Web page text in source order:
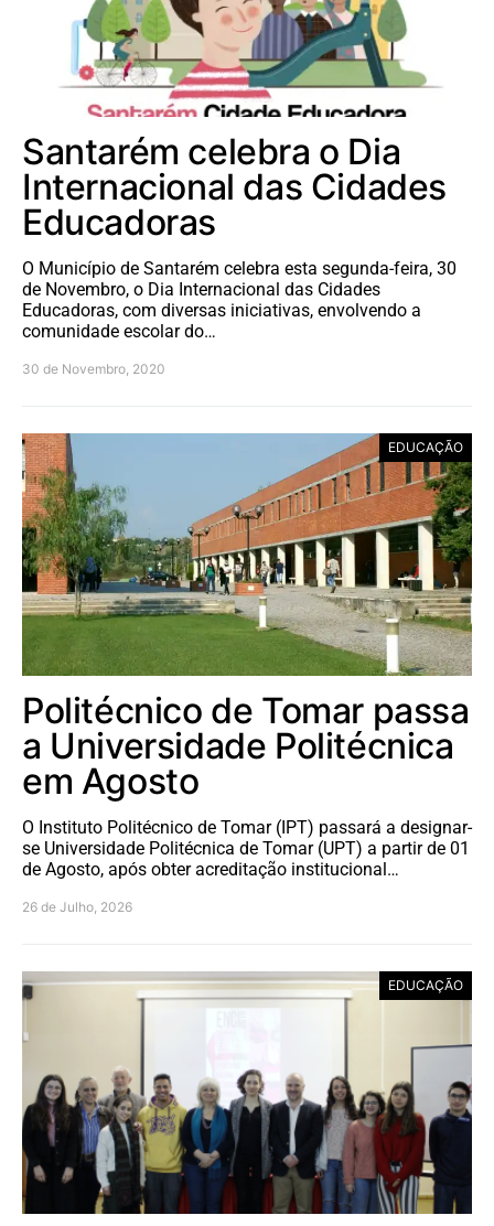
Santarém celebra o Dia
Internacional das Cidades
Educadoras
O Município de Santarém celebra esta segunda-feira, 30
de Novembro, o Dia Internacional das Cidades
Educadoras, com diversas iniciativas, envolvendo a
comunidade escolar do…
30 de Novembro, 2020
EDUCAÇÃO
Politécnico de Tomar passa
a Universidade Politécnica
em Agosto
O Instituto Politécnico de Tomar (IPT) passará a designar-
se Universidade Politécnica de Tomar (UPT) a partir de 01
de Agosto, após obter acreditação institucional…
26 de Julho, 2026
EDUCAÇÃO